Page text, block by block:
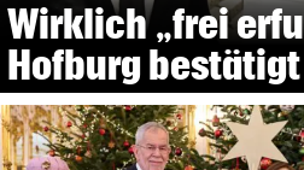
Wirklich „frei
Hofburg